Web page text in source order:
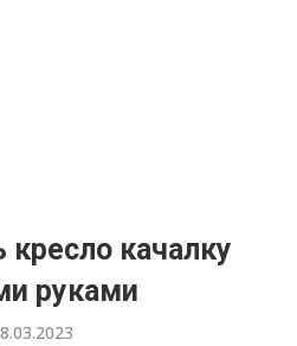
кресло качалку
руками